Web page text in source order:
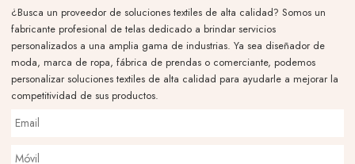
¿Busca un proveedor de soluciones textiles de alta calidad? Somos un
fabricante profesional de telas dedicado a brindar servicios
personalizados a una amplia gama de industrias. Ya sea diseñador de
moda, marca de ropa, fábrica de prendas o comerciante, podemos
personalizar soluciones textiles de alta calidad para ayudarle a mejorar la
competitividad de sus productos.